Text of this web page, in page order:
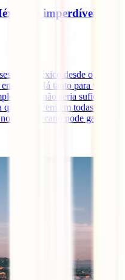
9 imperdíveis
pelo México desde o
cima. Há tanto para ver e
não seria suficiente.
aparecem em todas os
americano pode gabar-se